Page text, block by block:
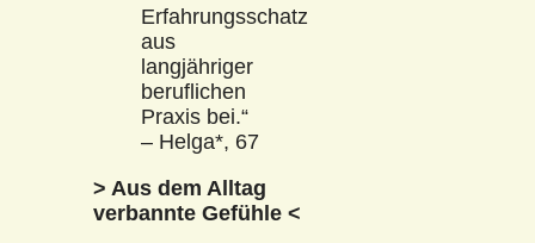
Erfahrungsschatz
aus
langjähriger
beruflichen
Praxis bei.“
– Helga*, 67
> Aus dem Alltag
verbannte Gefühle <